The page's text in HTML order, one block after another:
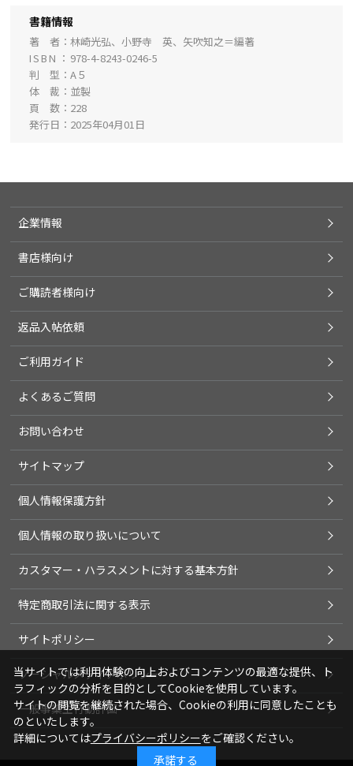
書籍情報
著 者
林崎光弘、小野寺 英、矢吹知之＝編著
ISBN
978-4-8243-0246-5
判 型
A５
体 裁
並製
頁 数
228
発行日
2025年04月01日
企業情報
書店様向け
ご購読者様向け
返品入帖依頼
ご利用ガイド
よくあるご質問
お問い合わせ
サイトマップ
個人情報保護方針
個人情報の取り扱いについて
カスタマー・ハラスメントに対する基本方針
特定商取引法に関する表示
サイトポリシー
ソーシャルメディアポリシー
一般事業主行動計画
当サイトでは利用体験の向上およびコンテンツの最適な提供、ト
ラフィックの分析を目的としてCookieを使用しています。
サイトの閲覧を継続された場合、Cookieの利用に同意したことも
のといたします。
詳細についてはプライバシーポリシーをご確認ください。
承諾する